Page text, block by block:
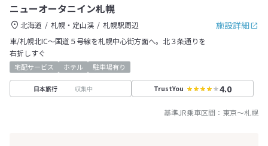
ニューオータニイン札幌
施設詳細
北海道 札幌・定山渓
札幌駅周辺
車/札幌北IC～国道５号線を札幌中心街方面へ。北３条通りを
右折しすぐ
宅配サービス ホテル 駐車場有り
日本旅行 収集中 TrustYou 4.0
基準JR乗車区間： 東京～札幌